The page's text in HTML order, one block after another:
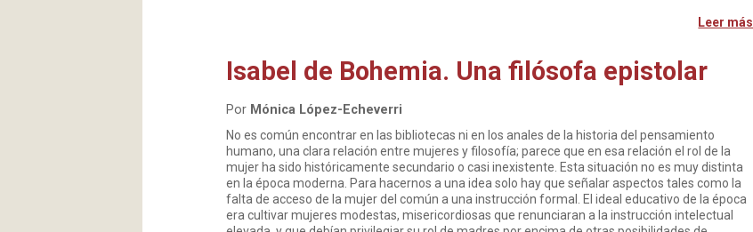
Leer más
Isabel de Bohemia. Una filósofa epistolar
Por Mónica López-Echeverri
No es común encontrar en las bibliotecas ni en los anales de la historia del pensamiento
humano, una clara relación entre mujeres y filosofía; parece que en esa relación el rol de la
mujer ha sido históricamente secundario o casi inexistente. Esta situación no es muy distinta
en la época moderna. Para hacernos a una idea solo hay que señalar aspectos tales como la
falta de acceso de la mujer del común a una instrucción formal. El ideal educativo de la época
era cultivar mujeres modestas, misericordiosas que renunciaran a la instrucción intelectual